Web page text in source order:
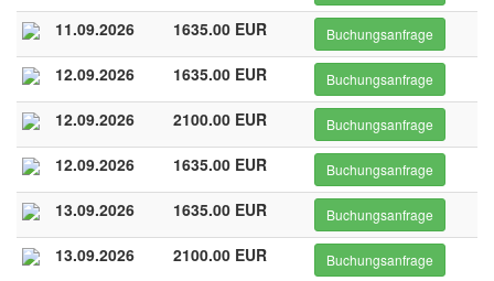
11.09.2026 1635.00 EUR Buchungsanfrage
12.09.2026 1635.00 EUR Buchungsanfrage
12.09.2026 2100.00 EUR Buchungsanfrage
12.09.2026 1635.00 EUR Buchungsanfrage
13.09.2026 1635.00 EUR Buchungsanfrage
13.09.2026 2100.00 EUR Buchungsanfrage